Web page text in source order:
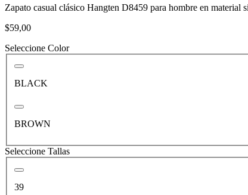
Zapato casual clásico Hangten D8459 para hombre en
$59,00
Seleccione Color
BLACK
BROWN
Seleccione Tallas
39